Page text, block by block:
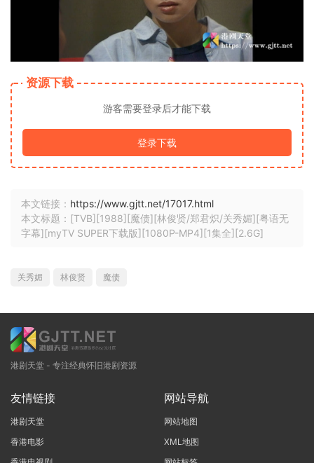
资源下载
游客需要登录后才能下载
登录下载
本文链接： https://www.gjtt.net/17017.html
本文标题：[TVB][1988][魔债][林俊贤/郑君炽/关秀媚][粤语无
字幕][myTV SUPER下载版][1080P-MP4][1集全][2.6G]
关秀媚 林俊贤 魔债
港剧天堂 - 专注经典怀旧港剧资源
友情链接
港剧天堂
香港电影
网站导航
网站地图
XML地图